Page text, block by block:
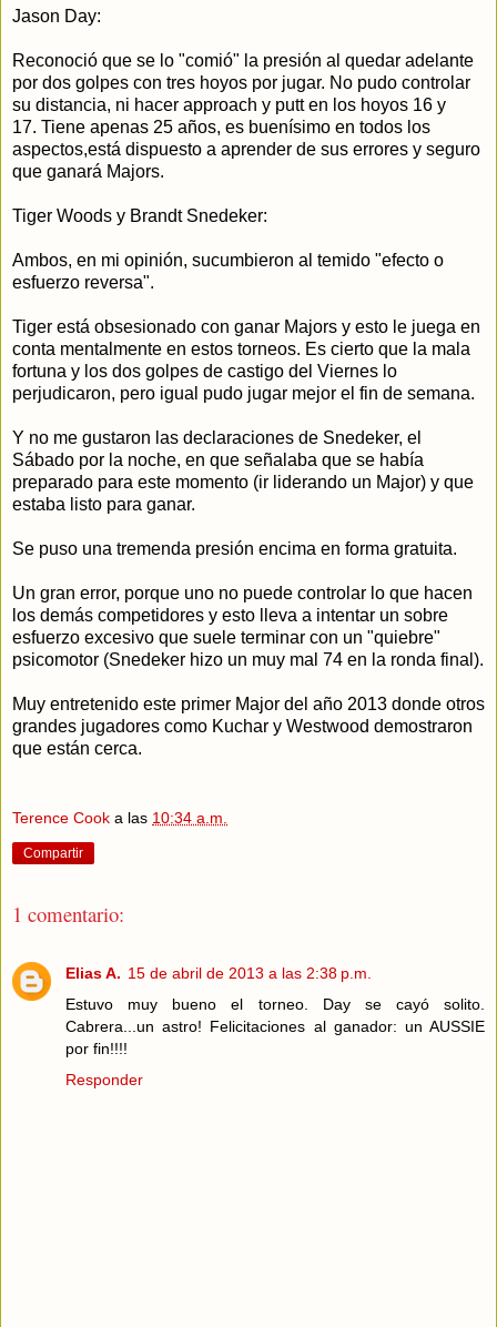
Jason Day:
Reconoció que se lo "comió" la presión al quedar adelante
por dos golpes con tres hoyos por jugar. No pudo controlar
su distancia, ni hacer approach y putt en los hoyos 16 y
17. Tiene apenas 25 años, es buenísimo en todos los
aspectos,está dispuesto a aprender de sus errores y seguro
que ganará Majors.
Tiger Woods y Brandt Snedeker:
Ambos, en mi opinión, sucumbieron al temido "efecto o
esfuerzo reversa".
Tiger está obsesionado con ganar Majors y esto le juega en
conta mentalmente en estos torneos. Es cierto que la mala
fortuna y los dos golpes de castigo del Viernes lo
perjudicaron, pero igual pudo jugar mejor el fin de semana.
Y no me gustaron las declaraciones de Snedeker, el
Sábado por la noche, en que señalaba que se había
preparado para este momento (ir liderando un Major) y que
estaba listo para ganar.
Se puso una tremenda presión encima en forma gratuita.
Un gran error, porque uno no puede controlar lo que hacen
los demás competidores y esto lleva a intentar un sobre
esfuerzo excesivo que suele terminar con un "quiebre"
psicomotor (Snedeker hizo un muy mal 74 en la ronda final).
Muy entretenido este primer Major del año 2013 donde otros
grandes jugadores como Kuchar y Westwood demostraron
que están cerca.
Terence Cook a las 10:34 a.m.
Compartir
1 comentario:
Elias A. 15 de abril de 2013 a las 2:38 p.m.
Estuvo muy bueno el torneo. Day se cayó solito.
Cabrera...un astro! Felicitaciones al ganador: un AUSSIE
por fin!!!!
Responder